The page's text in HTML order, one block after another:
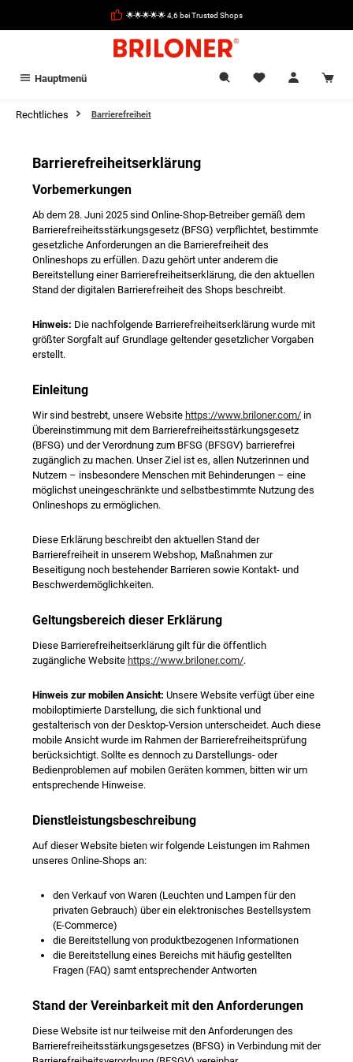
🌟🌟🌟🌟🌟 4,6 bei Trusted Shops
Hauptmenü
Rechtliches Barrierefreiheit
Barrierefreiheitserklärung
Vorbemerkungen
Ab dem 28. Juni 2025 sind Online-Shop-Betreiber gemäß dem
Barrierefreiheitsstärkungsgesetz (BFSG) verpflichtet, bestimmte
gesetzliche Anforderungen an die Barrierefreiheit des
Onlineshops zu erfüllen. Dazu gehört unter anderem die
Bereitstellung einer Barrierefreiheitserklärung, die den aktuellen
Stand der digitalen Barrierefreiheit des Shops beschreibt.
Hinweis: Die nachfolgende Barrierefreiheitserklärung wurde mit
größter Sorgfalt auf Grundlage geltender gesetzlicher Vorgaben
erstellt.
Einleitung
Wir sind bestrebt, unsere Website https://www.briloner.com/ in
Übereinstimmung mit dem Barrierefreiheitsstärkungsgesetz
(BFSG) und der Verordnung zum BFSG (BFSGV) barrierefrei
zugänglich zu machen. Unser Ziel ist es, allen Nutzerinnen und
Nutzern – insbesondere Menschen mit Behinderungen – eine
möglichst uneingeschränkte und selbstbestimmte Nutzung des
Onlineshops zu ermöglichen.
Diese Erklärung beschreibt den aktuellen Stand der
Barrierefreiheit in unserem Webshop, Maßnahmen zur
Beseitigung noch bestehender Barrieren sowie Kontakt- und
Beschwerdemöglichkeiten.
Geltungsbereich dieser Erklärung
Diese Barrierefreiheitserklärung gilt für die öffentlich
zugängliche Website https://www.briloner.com/.
Hinweis zur mobilen Ansicht: Unsere Website verfügt über eine
mobiloptimierte Darstellung, die sich funktional und
gestalterisch von der Desktop-Version unterscheidet. Auch diese
mobile Ansicht wurde im Rahmen der Barrierefreiheitsprüfung
berücksichtigt. Sollte es dennoch zu Darstellungs- oder
Bedienproblemen auf mobilen Geräten kommen, bitten wir um
entsprechende Hinweise.
Dienstleistungsbeschreibung
Auf dieser Website bieten wir folgende Leistungen im Rahmen
unseres Online-Shops an:
den Verkauf von Waren (Leuchten und Lampen für den
privaten Gebrauch) über ein elektronisches Bestellsystem
(E-Commerce)
die Bereitstellung von produktbezogenen Informationen
die Bereitstellung eines Bereichs mit häufig gestellten
Fragen (FAQ) samt entsprechender Antworten
Stand der Vereinbarkeit mit den Anforderungen
Diese Website ist nur teilweise mit den Anforderungen des
Barrierefreiheitsstärkungsgesetzes (BFSG) in Verbindung mit der